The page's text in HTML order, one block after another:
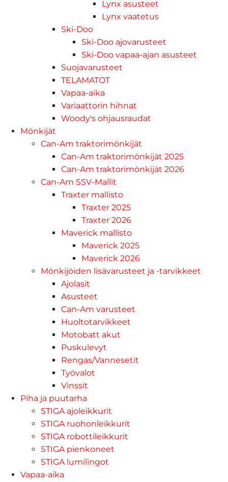
Lynx asusteet
Lynx vaatetus
Ski-Doo
Ski-Doo ajovarusteet
Ski-Doo vapaa-ajan asusteet
Suojavarusteet
TELAMATOT
Vapaa-aika
Variaattorin hihnat
Woody's ohjausraudat
Mönkijät
Can-Am traktorimönkijät
Can-Am traktorimönkijät 2025
Can-Am traktorimönkijät 2026
Can-Am SSV-Mallit
Traxter mallisto
Traxter 2025
Traxter 2026
Maverick mallisto
Maverick 2025
Maverick 2026
Mönkijöiden lisävarusteet ja -tarvikkeet
Ajolasit
Asusteet
Can-Am varusteet
Huoltotarvikkeet
Motobatt akut
Puskulevyt
Rengas/Vannesetit
Työvalot
Vinssit
Piha ja puutarha
STIGA ajoleikkurit
STIGA ruohonleikkurit
STIGA robottileikkurit
STIGA pienkoneet
STIGA lumilingot
Vapaa-aika